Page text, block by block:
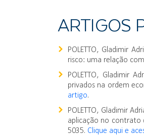
ARTIGOS
POLETTO, Gladimir
risco: uma relação
POLETTO, Gladimir
privados na ordem
artigo.
POLETTO, Gladimir
aplicação no contrato
5035. Clique aqui e